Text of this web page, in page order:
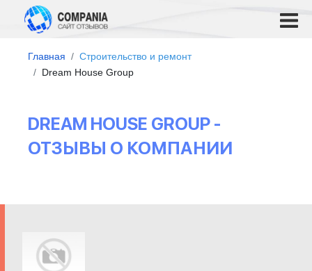
Главная
Строительство и ремонт
Dream House Group
DREAM HOUSE GROUP -
ОТЗЫВЫ О КОМПАНИИ